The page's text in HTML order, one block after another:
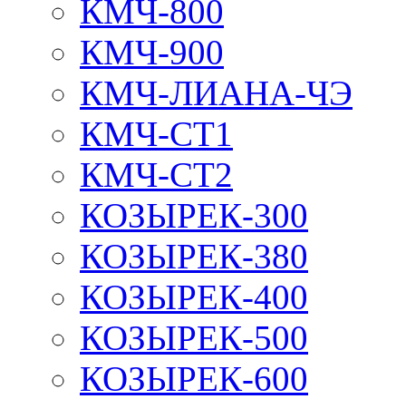
КМЧ-800
КМЧ-900
КМЧ-ЛИАНА-ЧЭ
КМЧ-СТ1
КМЧ-СТ2
КОЗЫРЕК-300
КОЗЫРЕК-380
КОЗЫРЕК-400
КОЗЫРЕК-500
КОЗЫРЕК-600